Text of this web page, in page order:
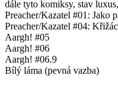
dále tyto komiksy, stav
Preacher/Kazatel #01: Jako
Preacher/Kazatel #04:
Aargh! #05
Aargh! #06
Aargh! #06.9
Bílý láma (pevná vazba)